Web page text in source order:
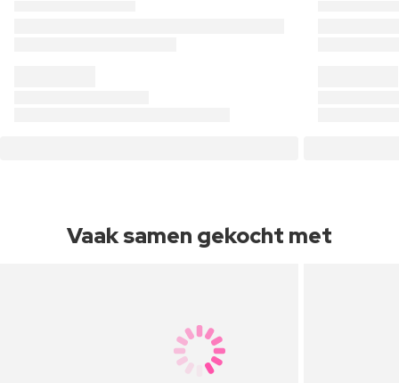
Vaak samen gekocht met